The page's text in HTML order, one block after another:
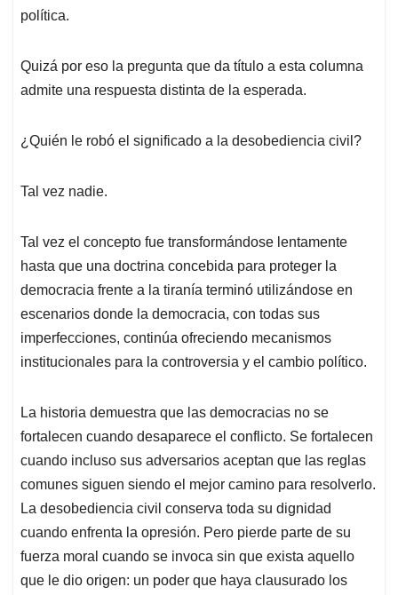
política.
Quizá por eso la pregunta que da título a esta columna
admite una respuesta distinta de la esperada.
¿Quién le robó el significado a la desobediencia civil?
Tal vez nadie.
Tal vez el concepto fue transformándose lentamente
hasta que una doctrina concebida para proteger la
democracia frente a la tiranía terminó utilizándose en
escenarios donde la democracia, con todas sus
imperfecciones, continúa ofreciendo mecanismos
institucionales para la controversia y el cambio político.
La historia demuestra que las democracias no se
fortalecen cuando desaparece el conflicto. Se fortalecen
cuando incluso sus adversarios aceptan que las reglas
comunes siguen siendo el mejor camino para resolverlo.
La desobediencia civil conserva toda su dignidad
cuando enfrenta la opresión. Pero pierde parte de su
fuerza moral cuando se invoca sin que exista aquello
que le dio origen: un poder que haya clausurado los